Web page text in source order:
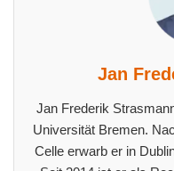
Jan
Jan Frederik
Universität Bremen.
Celle erwarb er in